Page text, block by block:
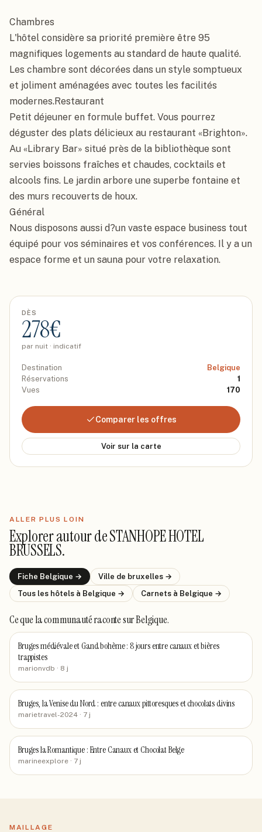
Chambres
L'hôtel considère sa priorité première être 95
magnifiques logements au standard de haute qualité.
Les chambre sont décorées dans un style somptueux
et joliment aménagées avec toutes les facilités
modernes.Restaurant
Petit déjeuner en formule buffet. Vous pourrez
déguster des plats délicieux au restaurant «Brighton».
Au «Library Bar» situé près de la bibliothèque sont
servies boissons fraîches et chaudes, cocktails et
alcools fins. Le jardin arbore une superbe fontaine et
des murs recouverts de houx.
Général
Nous disposons aussi d?un vaste espace business tout
équipé pour vos séminaires et vos conférences. Il y a un
espace forme et un sauna pour votre relaxation.
DÈS
278€
par nuit · indicatif
Destination
Belgique
Réservations
1
Vues
170
Comparer les offres
Voir sur la carte
ALLER PLUS LOIN
Explorer autour deSTANHOPE HOTEL
BRUSSELS.
Fiche Belgique → Ville de bruxelles →
Tous les hôtels à Belgique → Carnets à Belgique →
Ce que la communauté racontesur Belgique.
Bruges médiévale et Gand bohème : 8 jours entre canaux et bières
trappistes
marionvdb · 8 j
Bruges, la Venise du Nord : entre canaux pittoresques et chocolats divins
marietravel-2024 · 7 j
Bruges la Romantique : Entre Canaux et Chocolat Belge
marineexplore · 7 j
MAILLAGE